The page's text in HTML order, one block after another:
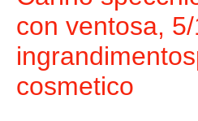
con ventosa,
ingrandimento
cosmetico